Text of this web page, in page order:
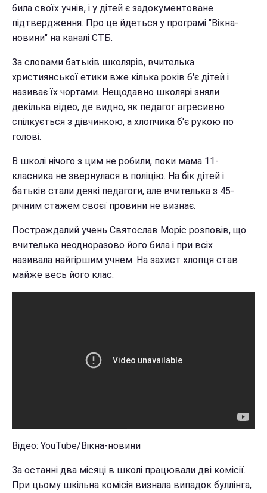
била своїх учнів, і у дітей є задокументоване
підтвердження. Про це йдеться у програмі "Вікна-
новини" на каналі СТБ.
За словами батьків школярів, вчителька
християнської етики вже кілька років б'є дітей і
називає їх чортами. Нещодавно школярі зняли
декілька відео, де видно, як педагог агресивно
спілкується з дівчинкою, а хлопчика б'є рукою по
голові.
В школі нічого з цим не робили, поки мама 11-
класника не звернулася в поліцію. На бік дітей і
батьків стали деякі педагоги, але вчителька з 45-
річним стажем своєї провини не визнає.
Постраждалий учень Святослав Моріс розповів, що
вчителька неодноразово його била і при всіх
називала найгіршим учнем. На захист хлопця став
майже весь його клас.
Відео: YouTube/Вікна-новини
За останні два місяці в школі працювали дві комісії.
При цьому шкільна комісія визнала випадок буллінга,